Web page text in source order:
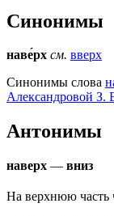
Синонимы
наве́рх см. вверх
Синонимы слова
Александровой З.
Антонимы
наверх — вниз
На верхнюю часть